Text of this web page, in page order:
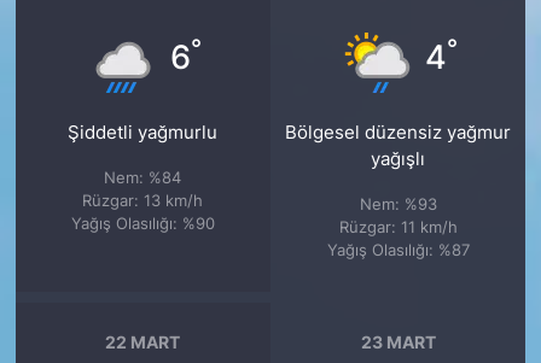
6°
Şiddetli yağmurlu
Nem: %84
Rüzgar: 13 km/h
Yağış Olasılığı: %90
4°
Bölgesel düzensiz yağmur
yağışlı
Nem: %93
Rüzgar: 11 km/h
Yağış Olasılığı: %87
22 MART 23 MART